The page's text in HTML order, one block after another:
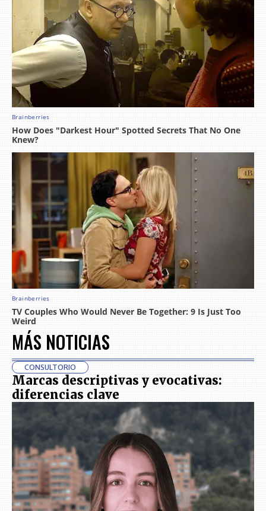
MÁS NOTICIAS
CONSULTORIO
Marcas descriptivas y evocativas:
diferencias clave